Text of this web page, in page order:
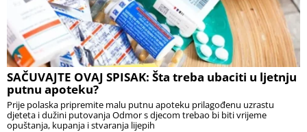
SAČUVAJTE OVAJ SPISAK: Šta treba ubaciti u ljetnju
putnu apoteku?
Prije polaska pripremite malu putnu apoteku prilagođenu uzrastu
djeteta i dužini putovanja Odmor s djecom trebao bi biti vrijeme
opuštanja, kupanja i stvaranja lijepih